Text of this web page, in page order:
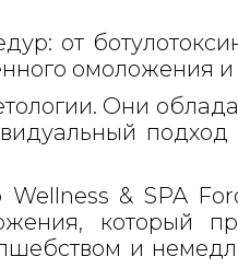
от
омоложения
Они
& SPA
который
и